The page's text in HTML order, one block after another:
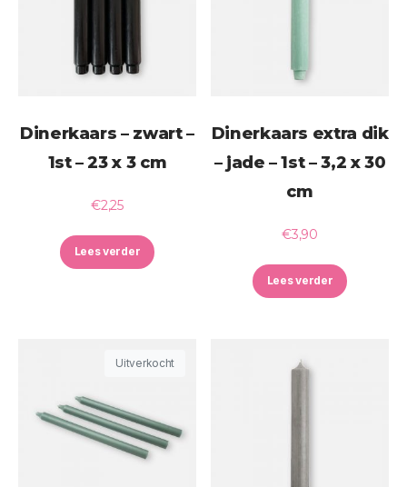
Dinerkaars – zwart –
1st – 23 x 3 cm
€2,25
Lees verder
Dinerkaars extra dik
– jade – 1st – 3,2 x 30
cm
€3,90
Lees verder
Uitverkocht